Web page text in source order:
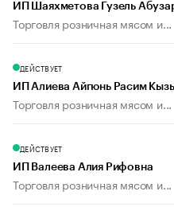
ИП Шаяхметова Гузель
Торговля розничная мясом и...
ДЕЙСТВУЕТ
ИП Алиева Айгюнь Расим
Торговля розничная мясом и...
ДЕЙСТВУЕТ
ИП Валеева Алия Рифовна
Торговля розничная мясом и...